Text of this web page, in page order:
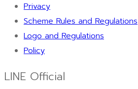
Privacy
Scheme Rules and Regulations
Logo and Regulations
Policy
LINE Official